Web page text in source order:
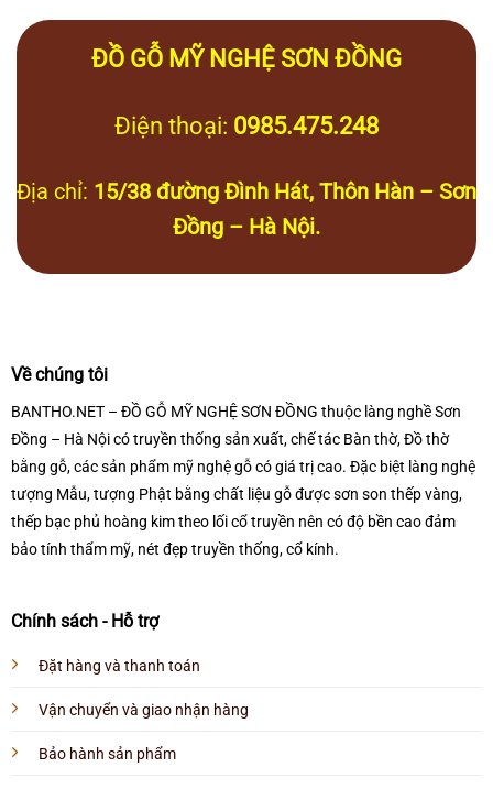
ĐỒ GỖ MỸ NGHỆ SƠN ĐỒNG
Điện thoại: 0985.475.248
Địa chỉ: 15/38 đường Đình Hát, Thôn Hàn – Sơn
Đồng – Hà Nội.
Về chúng tôi
BANTHO.NET – ĐỒ GỖ MỸ NGHỆ SƠN ĐỒNG thuộc làng nghề Sơn
Đồng – Hà Nội có truyền thống sản xuất, chế tác Bàn thờ, Đồ thờ
bằng gỗ, các sản phẩm mỹ nghệ gỗ có giá trị cao. Đặc biệt làng nghệ
tượng Mẫu, tượng Phật bằng chất liệu gỗ được sơn son thếp vàng,
thếp bạc phủ hoàng kim theo lối cổ truyền nên có độ bền cao đảm
bảo tính thẩm mỹ, nét đẹp truyền thống, cổ kính.
Chính sách - Hỗ trợ
Đặt hàng và thanh toán
Vận chuyển và giao nhận hàng
Bảo hành sản phẩm